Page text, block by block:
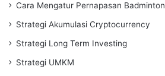
Cara Mengatur Pernapasan Badminton
Strategi Akumulasi Cryptocurrency
Strategi Long Term Investing
Strategi UMKM